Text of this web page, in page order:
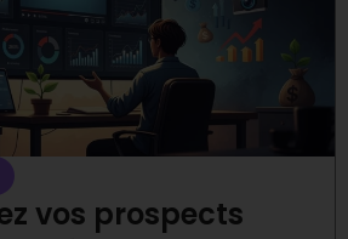
vos prospects